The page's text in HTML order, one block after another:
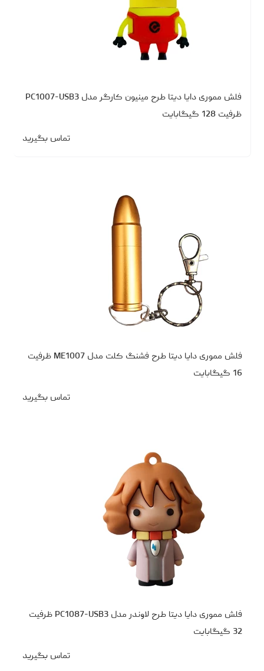
فلش مموری دایا دیتا طرح مینیون کارگر مدل PC1007-USB3
ظرفیت 128 گیگابایت
تماس بگیرید
فلش مموری دایا دیتا طرح فشنگ کلت مدل ME1007 ظرفیت
16 گیگابایت
تماس بگیرید
فلش مموری دایا دیتا طرح لاوندر مدل PC1087-USB3 ظرفیت
32 گیگابایت
تماس بگیرید